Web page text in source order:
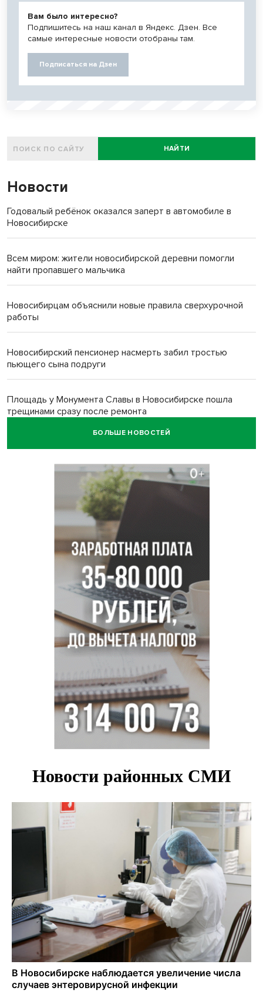
Вам было интересно?
Подпишитесь на наш канал в Яндекс. Дзен. Все
самые интересные новости отобраны там.
Подписаться на Дзен
НАЙТИ
Новости
Годовалый ребёнок оказался заперт в автомобиле в
Новосибирске
Всем миром: жители новосибирской деревни помогли
найти пропавшего мальчика
Новосибирцам объяснили новые правила сверхурочной
работы
Новосибирский пенсионер насмерть забил тростью
пьющего сына подруги
Площадь у Монумента Славы в Новосибирске пошла
трещинами сразу после ремонта
БОЛЬШЕ НОВОСТЕЙ